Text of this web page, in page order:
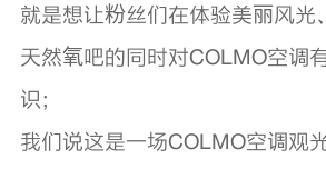
就是想让粉丝们在体验美丽风光
天然氧吧的同时对COLMO空调
识；
我们说这是一场COLMO空调观